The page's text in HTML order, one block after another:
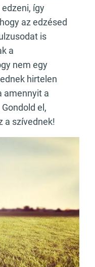
így
az edzésed
is
a
nem egy
hirtelen
amennyit a
el,
a szívednek!